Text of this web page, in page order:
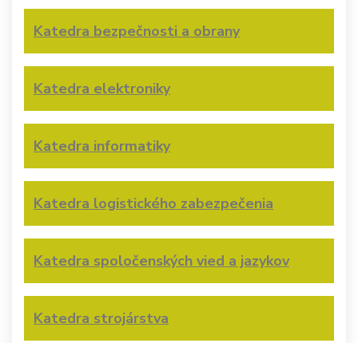
Katedra bezpečnosti a obrany
Katedra elektroniky
Katedra informatiky
Katedra logistického zabezpečenia
Katedra spoločenských vied a jazykov
Katedra strojárstva